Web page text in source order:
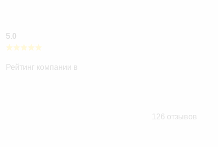
5.0
Рейтинг компании в
126 отзывов